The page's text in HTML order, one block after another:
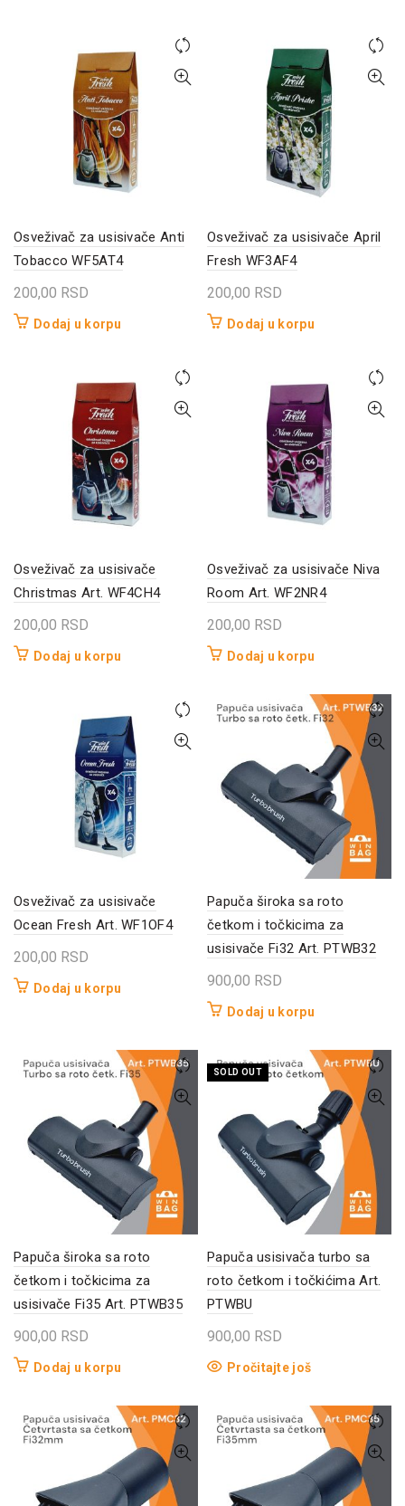
Osveživač za usisivače Anti
Tobacco WF5AT4
200,00 RSD
Dodaj u korpu
Osveživač za usisivače April
Fresh WF3AF4
200,00 RSD
Dodaj u korpu
Osveživač za usisivače
Christmas Art. WF4CH4
200,00 RSD
Dodaj u korpu
Osveživač za usisivače Niva
Room Art. WF2NR4
200,00 RSD
Dodaj u korpu
Osveživač za usisivače
Ocean Fresh Art. WF1OF4
200,00 RSD
Dodaj u korpu
Papuča široka sa roto
četkom i točkicima za
usisivače Fi32 Art. PTWB32
900,00 RSD
Dodaj u korpu
Papuča široka sa roto
četkom i točkicima za
usisivače Fi35 Art. PTWB35
900,00 RSD
Dodaj u korpu
SOLD OUT
Papuča usisivača turbo sa
roto četkom i točkićima Art.
PTWBU
900,00 RSD
Pročitajte još